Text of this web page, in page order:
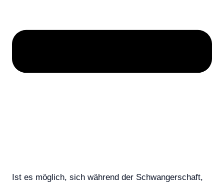
Ist es möglich, sich während der Schwangerschaft,